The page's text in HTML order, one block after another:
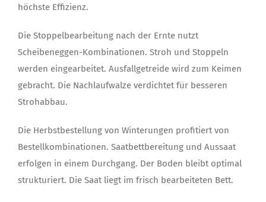
höchste Effizienz.
Die Stoppelbearbeitung nach der Ernte nutzt
Scheibeneggen-Kombinationen. Stroh und Stoppeln
werden eingearbeitet. Ausfallgetreide wird zum Keimen
gebracht. Die Nachlaufwalze verdichtet für besseren
Strohabbau.
Die Herbstbestellung von Winterungen profitiert von
Bestellkombinationen. Saatbettbereitung und Aussaat
erfolgen in einem Durchgang. Der Boden bleibt optimal
strukturiert. Die Saat liegt im frisch bearbeiteten Bett.